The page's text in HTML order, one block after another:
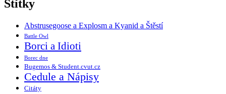
Štítky
Abstrusegoose a Explosm a Kyanid a Štěstí
Battle Owl
Borci a Idioti
Borec dne
Bugemos & Student.cvut.cz
Cedule a Nápisy
Citáty